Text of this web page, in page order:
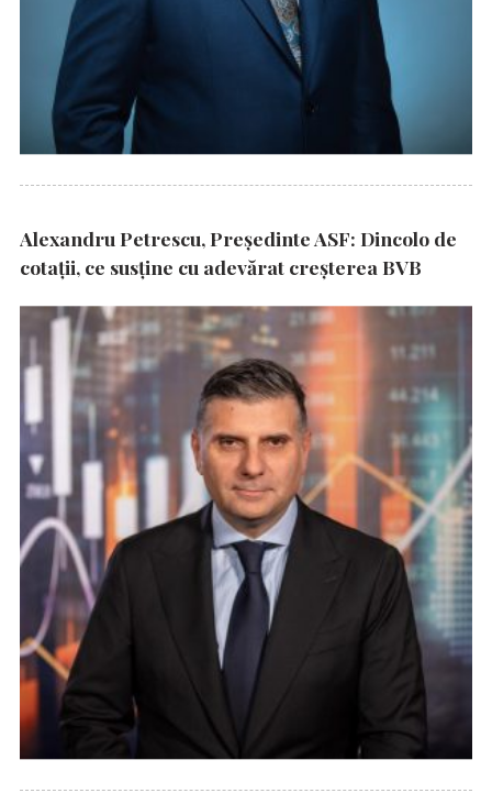
Alexandru Petrescu, Președinte ASF: Dincolo de
cotații, ce susține cu adevărat creșterea BVB